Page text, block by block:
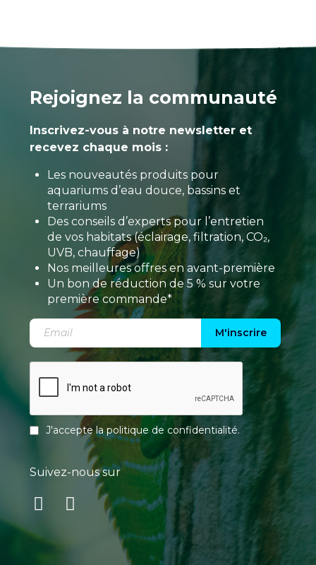
Rejoignez la communauté
Inscrivez-vous à notre newsletter et
recevez chaque mois :
Les nouveautés produits pour
aquariums d’eau douce, bassins et
terrariums
Des conseils d’experts pour l’entretien
de vos habitats (éclairage, filtration, CO₂,
UVB, chauffage)
Nos meilleures offres en avant-première
Un bon de réduction de 5 % sur votre
première commande*
M'inscrire
J'accepte lapolitique de confidentialité.
Suivez-nous sur